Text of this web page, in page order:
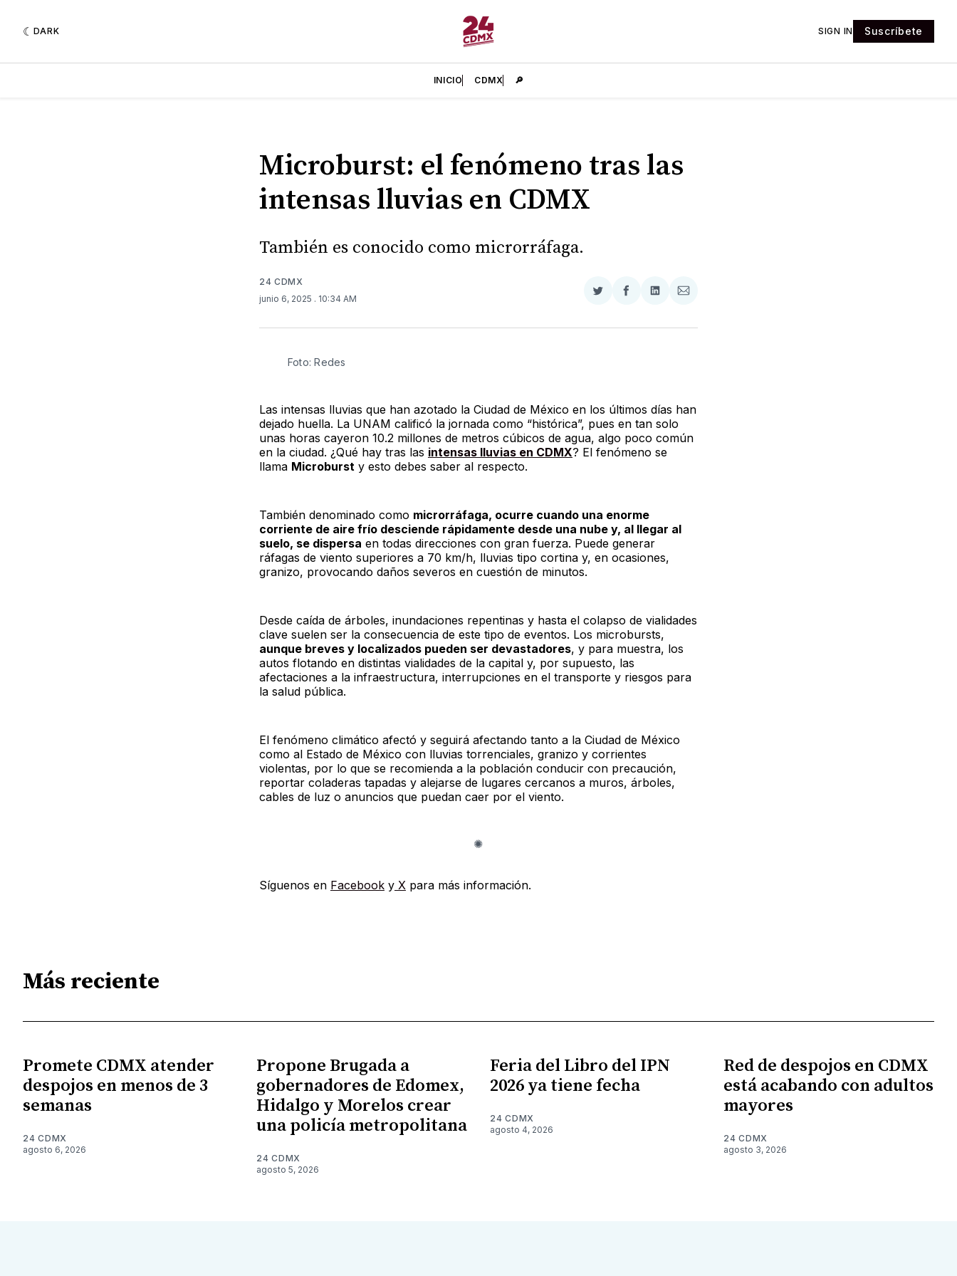
DARK SIGN IN Suscríbete
INICIO CDMX 🔎
Microburst: el fenómeno tras las
intensas lluvias en CDMX
También es conocido como microrráfaga.
24 CDMX
junio 6, 2025 . 10:34 AM
Compartir
Twitter
Compartir
Facebook
Compartir
LinkedIn
Compartir
Email
Foto: Redes
Las intensas lluvias que han azotado la Ciudad de México en los últimos días han
dejado huella. La UNAM calificó la jornada como “histórica”, pues en tan solo
unas horas cayeron 10.2 millones de metros cúbicos de agua, algo poco común
en la ciudad. ¿Qué hay tras las intensas lluvias en CDMX? El fenómeno se
llama Microburst y esto debes saber al respecto.
También denominado como microrráfaga, ocurre cuando una enorme
corriente de aire frío desciende rápidamente desde una nube y, al llegar al
suelo, se dispersa en todas direcciones con gran fuerza. Puede generar
ráfagas de viento superiores a 70 km/h, lluvias tipo cortina y, en ocasiones,
granizo, provocando daños severos en cuestión de minutos.
Desde caída de árboles, inundaciones repentinas y hasta el colapso de vialidades
clave suelen ser la consecuencia de este tipo de eventos. Los microbursts,
aunque breves y localizados pueden ser devastadores, y para muestra, los
autos flotando en distintas vialidades de la capital y, por supuesto, las
afectaciones a la infraestructura, interrupciones en el transporte y riesgos para
la salud pública.
El fenómeno climático afectó y seguirá afectando tanto a la Ciudad de México
como al Estado de México con lluvias torrenciales, granizo y corrientes
violentas, por lo que se recomienda a la población conducir con precaución,
reportar coladeras tapadas y alejarse de lugares cercanos a muros, árboles,
cables de luz o anuncios que puedan caer por el viento.
Síguenos en FacebookyX para más información.
Más reciente
Promete CDMX atender
despojos en menos de 3
semanas
24 CDMX
agosto 6, 2026
Propone Brugada a
gobernadores de Edomex,
Hidalgo y Morelos crear
una policía metropolitana
24 CDMX
agosto 5, 2026
Feria del Libro del IPN
2026 ya tiene fecha
24 CDMX
agosto 4, 2026
Red de despojos en CDMX
está acabando con adultos
mayores
24 CDMX
agosto 3, 2026